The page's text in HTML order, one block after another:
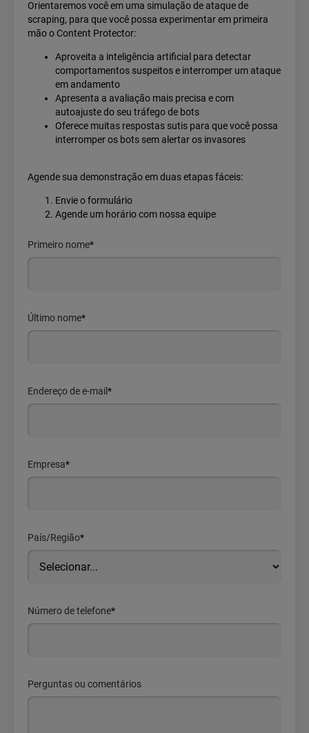
Orientaremos você em uma simulação de ataque de
scraping, para que você possa experimentar em primeira
mão o Content Protector:
Aproveita a inteligência artificial para detectar
comportamentos suspeitos e interromper um ataque
em andamento
Apresenta a avaliação mais precisa e com
autoajuste do seu tráfego de bots
Oferece muitas respostas sutis para que você possa
interromper os bots sem alertar os invasores
Agende sua demonstração em duas etapas fáceis:
Envie o formulário
Agende um horário com nossa equipe
*
Primeiro nome
*
Último nome
*
Endereço de e-mail
*
Empresa
*
País/Região
*
Número de telefone
Perguntas ou comentários